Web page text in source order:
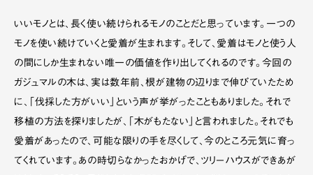
いいモノとは、長く使い続けられるモノのことだと思っています。一つの
モノを使い続けていくと愛着が生まれます。そして、愛着はモノと使う人
の間にしか生まれない唯一の価値を作り出してくれるのです。今回の
ガジュマルの木は、実は数年前、根が建物の辺りまで伸びていたため
に、「伐採した方がいい」という声が挙がったこともありました。それで
移植の方法を探りましたが、「木がもたない」と言われました。それでも
愛着があったので、可能な限りの手を尽くして、今のところ元気に育っ
てくれています。あの時切らなかったおかげで、ツリーハウスができあが